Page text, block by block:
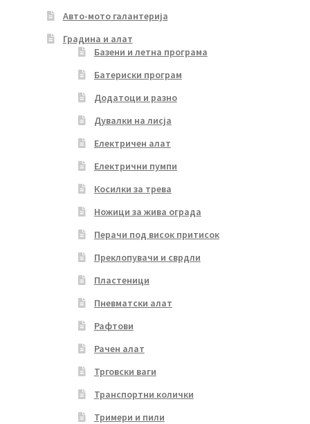
Авто-мото галантерија
Градина и алат
Базени и летна програма
Батериски програм
Додатоци и разно
Дувалки на лисја
Електричен алат
Електрични пумпи
Косилки за трева
Ножици за жива ограда
Перачи под висок притисок
Преклопувачи и сврдли
Пластеници
Пневматски алат
Рафтови
Рачен алат
Трговски ваги
Транспортни колички
Тримери и пили